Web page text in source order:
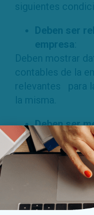
siguientes
Deben ser
empresa
Deben mostrar
contables de la
relevantes para
la misma.
Deben ser
entre
Es muy
cuantificables y
entre distintos
esta manera,
existe una